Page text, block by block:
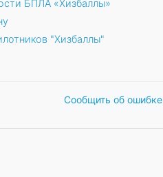
БПЛА «Хизбаллы»
"Хизбаллы"
Сообщить об ошибке